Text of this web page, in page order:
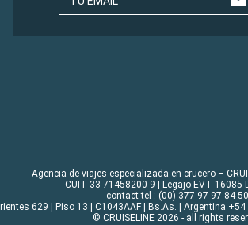
Agencia de viajes especializada en crucero –
CUIT 33-71458200-9 | Legajo EVT 16085
contact tel : (00) 377 97 97 84 50
629 | Piso 13 | C1043AAF | Bs.As. | Argentina
© CRUISELINE 2026 - all rights